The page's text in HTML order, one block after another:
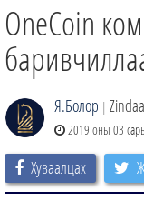
ӨГЛӨӨНИЙ СОНИН
ЗИНДАА СЭТГҮҮЛ
OneCoin
Я.Болор |
2019 оны 03
Хуваалцах